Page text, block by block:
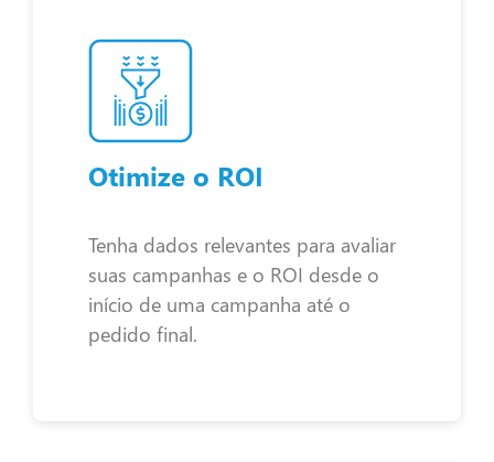
Otimize o ROI
Tenha dados relevantes para avaliar
suas campanhas e o ROI desde o
início de uma campanha até o
pedido final.